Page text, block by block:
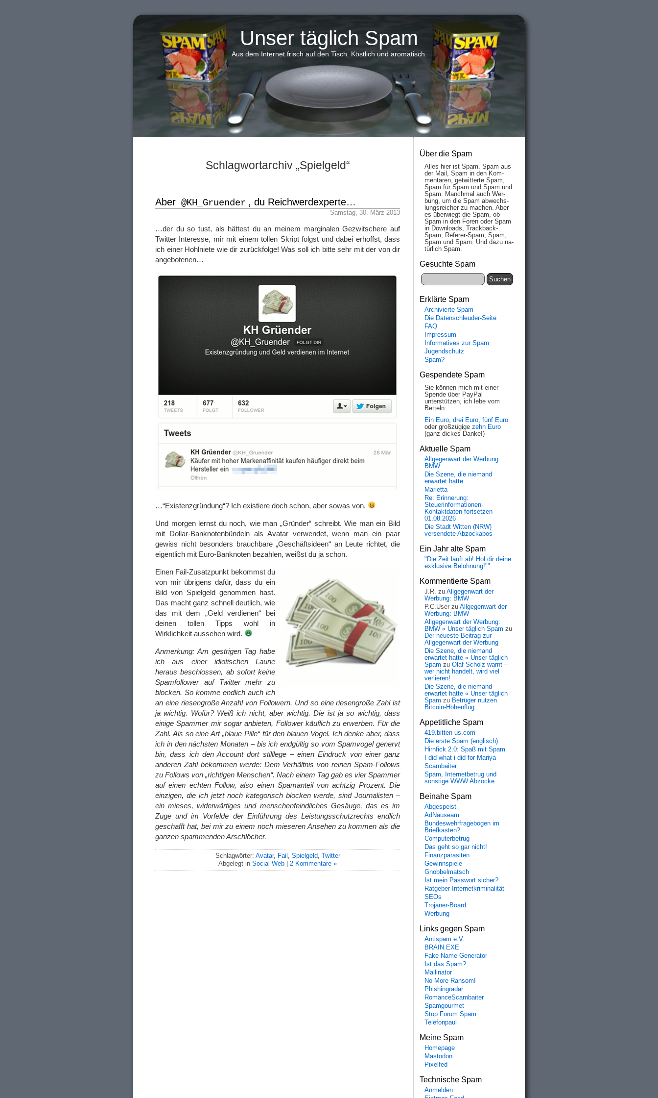
Unser täglich Spam
Aus dem Internet frisch auf den Tisch. Köstlich und aromatisch.
Schlagwortarchiv „Spielgeld“
Aber @KH_Gruender , du Reichwerdexperte…
Samstag, 30. März 2013
…der du so tust, als hättest du an meinem marginalen Gezwitschere auf
Twitter Interesse, mir mit einem tollen Skript folgst und dabei erhoffst, dass
ich einer Hohlniete wie dir zurückfolge! Was soll ich bitte sehr mit der von dir
angebotenen…
…“Existenzgründung“? Ich existiere doch schon, aber sowas von.
Und morgen lernst du noch, wie man „Gründer“ schreibt. Wie man ein Bild
mit Dollar-Banknotenbündeln als Avatar verwendet, wenn man ein paar
gewiss nicht besonders brauchbare „Geschäftsideen“ an Leute richtet, die
eigentlich mit Euro-Banknoten bezahlen, weißst du ja schon.
Einen Fail-Zusatzpunkt bekommst du
von mir übrigens dafür, dass du ein
Bild von Spielgeld genommen hast.
Das macht ganz schnell deutlich, wie
das mit dem „Geld verdienen“ bei
deinen tollen Tipps wohl in
Wirklichkeit aussehen wird.
Anmerkung: Am gestrigen Tag habe
ich aus einer idiotischen Laune
heraus beschlossen, ab sofort keine
Spamfollower auf Twitter mehr zu
blocken. So komme endlich auch ich
an eine riesengroße Anzahl von Followern. Und so eine riesengroße Zahl ist
ja wichtig. Wofür? Weiß ich nicht, aber wichtig. Die ist ja so wichtig, dass
einige Spammer mir sogar anbieten, Follower käuflich zu erwerben. Für die
Zahl. Als so eine Art „blaue Pille“ für den blauen Vogel. Ich denke aber, dass
ich in den nächsten Monaten – bis ich endgültig so vom Spamvogel genervt
bin, dass ich den Account dort stilllege – einen Eindruck von einer ganz
anderen Zahl bekommen werde: Dem Verhältnis von reinen Spam-Follows
zu Follows von „richtigen Menschen“. Nach einem Tag gab es vier Spammer
auf einen echten Follow, also einen Spamanteil von achtzig Prozent. Die
einzigen, die ich jetzt noch kategorisch blocken werde, sind Journalisten –
ein mieses, widerwärtiges und menschenfeindliches Gesäuge, das es im
Zuge und im Vorfelde der Einführung des Leistungsschutzrechts endlich
geschafft hat, bei mir zu einem noch mieseren Ansehen zu kommen als die
ganzen spammenden Arschlöcher.
Schlagwörter: Avatar, Fail , Spielgeld, Twitter
Abgelegt in Social Web 2 Kommentare »
Über die Spam
Alles hier ist Spam. Spam aus
der Mail, Spam in den Kom­
men­taren, ge­twit­ter­te Spam,
Spam für Spam und Spam und
Spam. Manch­mal auch Wer­
bung, um die Spam ab­wechs­
lungs­reich­er zu mach­en. Aber
es über­wiegt die Spam, ob
Spam in den Fo­ren oder Spam
in Down­loads, Track­back-
Spam, Re­fe­rer-Spam, Spam,
Spam und Spam. Und da­zu na­
tür­lich Spam.
Gesuchte Spam
Erklärte Spam
Archivierte Spam
Die Datenschleuder-Seite
FAQ
Impressum
Informatives zur Spam
Jugendschutz
Spam?
Gespendete Spam
Sie können mich mit einer
Spende über PayPal
unterstützen, ich lebe vom
Betteln:
Ein Euro, drei Euro, fünf Euro
oder großzügige zehn Euro
(ganz dickes Danke!)
Aktuelle Spam
Allgegenwart der Werbung:
BMW
Die Szene, die niemand
erwartet hatte
Marietta
Re: Erinnerung:
Steuerinformationen-
Kontaktdaten fortsetzen –
01.08.2026
Die Stadt Witten (NRW)
versendete Abzockabos
Ein Jahr alte Spam
"Die Zeit läuft ab! Hol dir deine
exklusive Belohnung!"".
Kommentierte Spam
J.R. zu Allgegenwart der
Werbung: BMW
P.C.User zu Allgegenwart der
Werbung: BMW
Allgegenwart der Werbung:
BMW « Unser täglich Spam zu
Der neueste Beitrag zur
Allgegenwart der Werbung
Die Szene, die niemand
erwartet hatte « Unser täglich
Spam zu Olaf Scholz warnt –
wer nicht handelt, wird viel
verlieren!
Die Szene, die niemand
erwartet hatte « Unser täglich
Spam zu Betrüger nutzen
Bitcoin-Höhenflug
Appetitliche Spam
419.bitten us.com
Die erste Spam (englisch)
Hirnfick 2.0: Spaß mit Spam
I did what i did for Mariya
Scambaiter
Spam, Internetbetrug und
sonstige WWW Abzocke
Beinahe Spam
Abgespeist
AdNauseam
Bundeswehrfragebogen im
Briefkasten?
Computerbetrug
Das geht so gar nicht!
Finanzparasiten
Gewinnspiele
Gnobbelmatsch
Ist mein Passwort sicher?
Ratgeber Internetkriminalität
SEOs
Trojaner-Board
Werbung
Links gegen Spam
Antispam e.V.
BRAIN.EXE
Fake Name Generator
Ist das Spam?
Mailinator
No More Ransom!
Phishingradar
RomanceScambaiter
Spamgourmet
Stop Forum Spam
Telefonpaul
Meine Spam
Homepage
Mastodon
Pixelfed
Technische Spam
Anmelden